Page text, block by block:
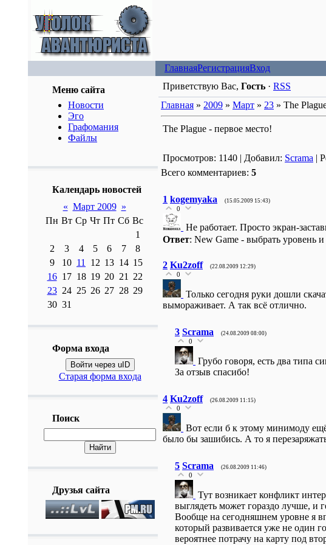
ГлавнаяРегистрацияВход
Меню сайта
Новости
Эго
Графомания
Файлы
Календарь новостей
« Март 2009 »
Пн Вт Ср Чт Пт Сб Вс
1
2
3 4 5 6 7
8
9
10 11 12 13 14 15
16 17 18 19 20 21
22
23 24 25 26 27 28 29
30 31
Форма входа
Войти через uID
Старая форма входа
Поиск
Друзья сайта
Приветствую Вас, Гость · RSS
Главная » 2009 » Март » 23 » The
The Plague - первое место!
Просмотров: 1140 | Добавил: Scrama |
Всего комментариев: 5
1 kogemyaka (15.05.2009 15:43)
0
Не работает. Просто экран-
Ответ: New Game - выбрать уровень
2 Ku2zoff (22.08.2009 12:29)
0
Только сегодня руки дошли
вымораживает. А так всё отлично.
3 Scrama (24.08.2009 08:00)
0
Грубо говоря, есть два типа
За отзыв спасибо!
4 Ku2zoff (26.08.2009 11:15)
0
Вот если б к этому минимоду
было бы зашибись. А то я
5 Scrama (26.08.2009 11:46)
0
Тут возникает конфликт
выглядеть может гораздо лучше, и
Вообще на сегодняшнем уровне я
который развивается уже не один
вероятнее потрачу на карту под